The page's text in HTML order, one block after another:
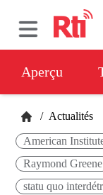
Aperçu
/ Actualités
American
Raymond Greene
statu quo